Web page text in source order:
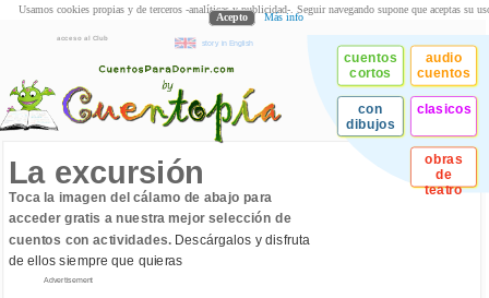
acceso al Club
story in English
cuentos
cortos
audio
cuentos
con
dibujos
clasicos
obras
de
teatro
La excursión
Toca la imagen del cálamo de abajo para
acceder gratis a nuestra mejor selección de
cuentos con actividades.Descárgalos y disfruta
de ellos siempre que quieras
Advertisement
Usamos cookies propias y de terceros -analíticas y publicidad-. Seguir navegando supone que aceptas su
Acepto Más info